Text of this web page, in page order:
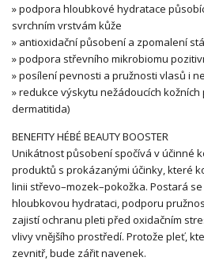
» podpora hloubkové hydratace
svrchním vrstvám kůže
» antioxidační působení a zpomalení
» podpora střevního mikrobiomu
» posílení pevnosti a pružnosti vlasů i
» redukce výskytu nežádoucích
dermatitida)
BENEFITY HÉBÉ BEAUTY BOOSTER
Unikátnost působení spočívá v účinné
produktů s prokázanými účinky, které
linii střevo–mozek–pokožka. Postará
hloubkovou hydrataci, podporu
zajistí ochranu pleti před oxidačním
vlivy vnějšího prostředí. Protože pleť,
zevnitř, bude zářit navenek.